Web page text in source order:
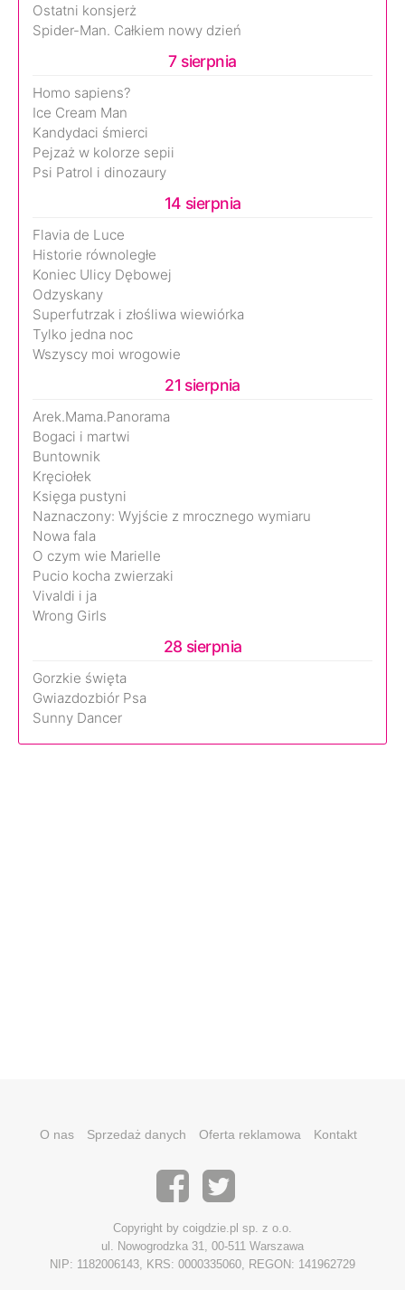
Ostatni konsjerż
Spider-Man. Całkiem nowy dzień
7 sierpnia
Homo sapiens?
Ice Cream Man
Kandydaci śmierci
Pejzaż w kolorze sepii
Psi Patrol i dinozaury
14 sierpnia
Flavia de Luce
Historie równoległe
Koniec Ulicy Dębowej
Odzyskany
Superfutrzak i złośliwa wiewiórka
Tylko jedna noc
Wszyscy moi wrogowie
21 sierpnia
Arek.Mama.Panorama
Bogaci i martwi
Buntownik
Kręciołek
Księga pustyni
Naznaczony: Wyjście z mrocznego wymiaru
Nowa fala
O czym wie Marielle
Pucio kocha zwierzaki
Vivaldi i ja
Wrong Girls
28 sierpnia
Gorzkie święta
Gwiazdozbiór Psa
Sunny Dancer
O nas Sprzedaż danych Oferta reklamowa Kontakt
Copyright by coigdzie.pl sp. z o.o.
ul. Nowogrodzka 31, 00-511 Warszawa
NIP: 1182006143, KRS: 0000335060, REGON: 141962729